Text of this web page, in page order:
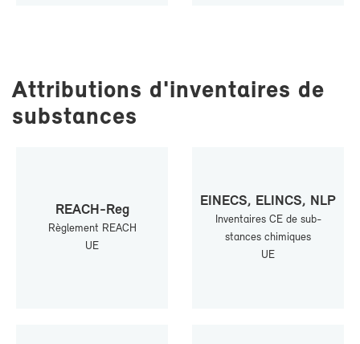
At­tri­bu­tions d'in­ven­taires de
sub­stances
REACH-​Reg
Rè­gle­ment REACH
UE
EI­NECS, ELINCS, NLP
In­ven­taires CE de sub­
stances chi­miques
UE